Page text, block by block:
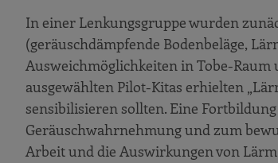
In einer Lenkungsgruppe wurden
(geräuschdämpfende Bodenbeläge,
Ausweichmöglichkeiten in Tobe-
ausgewählten Pilot-Kitas erhielten
sensibilisieren sollten. Eine
Geräuschwahrnehmung und zum
Arbeit und die Auswirkungen von